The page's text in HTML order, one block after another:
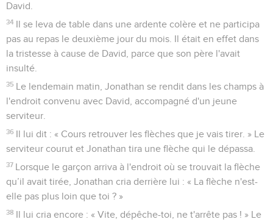
David.
34 Il se leva de table dans une ardente colère et ne participa
pas au repas le deuxième jour du mois. Il était en effet dans
la tristesse à cause de David, parce que son père l'avait
insulté.
35 Le lendemain matin, Jonathan se rendit dans les champs à
l'endroit convenu avec David, accompagné d'un jeune
serviteur.
36 Il lui dit : « Cours retrouver les flèches que je vais tirer. » Le
serviteur courut et Jonathan tira une flèche qui le dépassa.
37 Lorsque le garçon arriva à l'endroit où se trouvait la flèche
qu’il avait tirée, Jonathan cria derrière lui : « La flèche n'est-
elle pas plus loin que toi ? »
38 Il lui cria encore : « Vite, dépêche-toi, ne t'arrête pas ! » Le